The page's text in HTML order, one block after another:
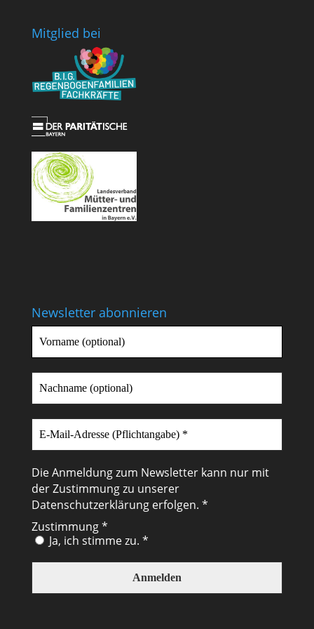
Mit­glied bei
Newsletter abonnieren
Die Anmeldung zum Newsletter kann nur mit
der Zustimmung zu unserer
Datenschutzerklärungerfolgen. *
Zustimmung*
Ja, ich stimme zu. *